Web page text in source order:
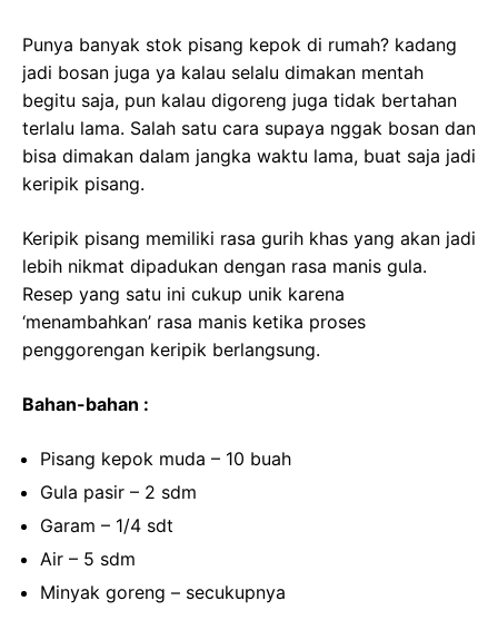
Punya banyak stok pisang kepok di rumah? kadang
jadi bosan juga ya kalau selalu dimakan mentah
begitu saja, pun kalau digoreng juga tidak bertahan
terlalu lama. Salah satu cara supaya nggak bosan dan
bisa dimakan dalam jangka waktu lama, buat saja jadi
keripik pisang.
Keripik pisang memiliki rasa gurih khas yang akan jadi
lebih nikmat dipadukan dengan rasa manis gula.
Resep yang satu ini cukup unik karena
‘menambahkan’ rasa manis ketika proses
penggorengan keripik berlangsung.
Bahan-bahan :
Pisang kepok muda – 10 buah
Gula pasir – 2 sdm
Garam – 1/4 sdt
Air – 5 sdm
Minyak goreng – secukupnya